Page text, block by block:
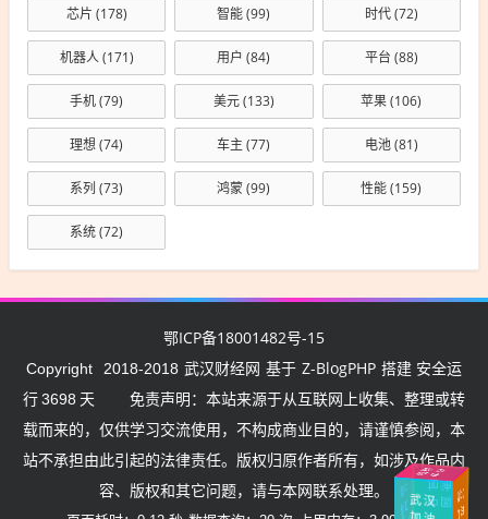
芯片 (178) 智能(99) 时代(72)
机器人(171) 用户 (84) 平台 (88)
手机(79) 美元(133) 苹果(106)
理想(74) 车主 (77) 电池(81)
系列 (73) 鸿蒙(99) 性能(159)
系统(72)
鄂ICP备18001482号-15
Copyright 2018-2018 武汉财经网 基于 Z-BlogPHP 搭建 安全运
行3698 天
免责声明：本站来源于从互联网上收集、整理或转
载而来的，仅供学习交流使用，不构成商业目的，请谨慎参阅，本
站不承担由此引起的法律责任。版权归原作者所有，如涉及作品内
容、版权和其它问题，请与本网联系处理。
武汉
中国
加油 湖北加
油
中国
加油
武汉
挺住